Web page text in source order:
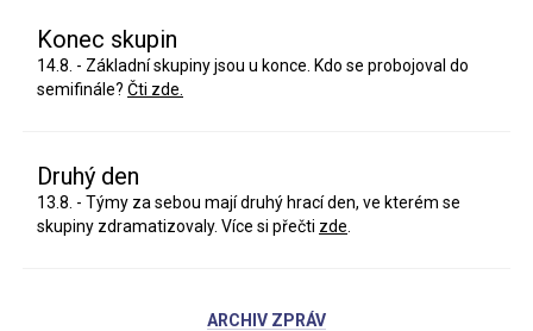
Konec skupin
14.8. - Základní skupiny jsou u konce. Kdo se probojoval do
semifinále? Čti zde.
Druhý den
13.8. - Týmy za sebou mají druhý hrací den, ve kterém se
skupiny zdramatizovaly. Více si přečti zde
ARCHIV ZPRÁV